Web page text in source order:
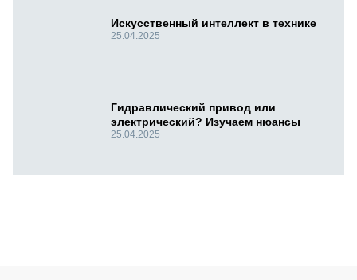
Искусственный интеллект в технике
25.04.2025
Гидравлический привод или
электрический? Изучаем нюансы
25.04.2025